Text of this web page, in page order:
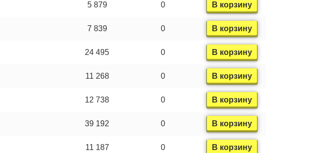
5 879 0 В корзину
7 839 0 В корзину
24 495 0 В корзину
11 268 0 В корзину
12 738 0 В корзину
39 192 0 В корзину
11 187 0 В корзину